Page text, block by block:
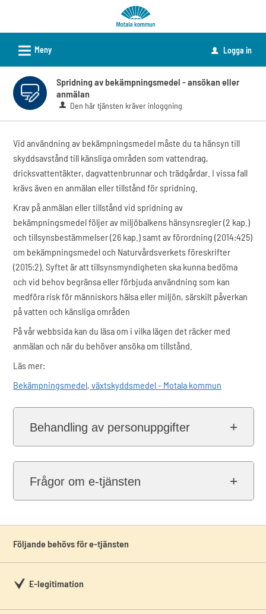
tjänster
Motala
kommun
L Meny u Logga in
Spridning av bekämpningsmedel - ansökan eller
anmälan
Den här tjänsten kräver inloggning
Vid användning av bekämpningsmedel måste du ta hänsyn till
skyddsavstånd till känsliga områden som vattendrag,
dricksvattentäkter, dagvattenbrunnar och trädgårdar. I vissa fall
krävs även en anmälan eller tillstånd för spridning.
Krav på anmälan eller tillstånd vid spridning av
bekämpningsmedel följer av miljöbalkens hänsynsregler (2 kap.)
och tillsynsbestämmelser (26 kap.) samt av förordning (2014:425)
om bekämpningsmedel och Naturvårdsverkets föreskrifter
(2015:2). Syftet är att tillsynsmyndigheten ska kunna bedöma
och vid behov begränsa eller förbjuda användning som kan
medföra risk för människors hälsa eller miljön, särskilt påverkan
på vatten och känsliga områden
På vår webbsida kan du läsa om i vilka lägen det räcker med
anmälan och när du behöver ansöka om tillstånd.
Läs mer:
Bekämpningsmedel, växtskyddsmedel - Motala kommun
Behandling av personuppgifter
Frågor om e-tjänsten
Följande behövs för e-tjänsten
E-legitimation